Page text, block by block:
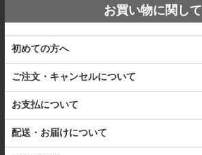
お買い物に関して
初めての方へ
ご注文・キャンセルについて
お支払について
配送・お届けについて